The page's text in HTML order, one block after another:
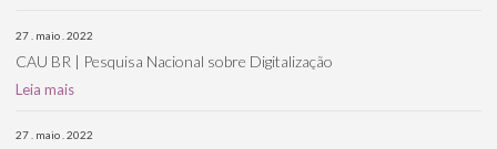
27 . maio . 2022
CAU BR | Pesquisa Nacional sobre Digitalização
Leia mais
27 . maio . 2022